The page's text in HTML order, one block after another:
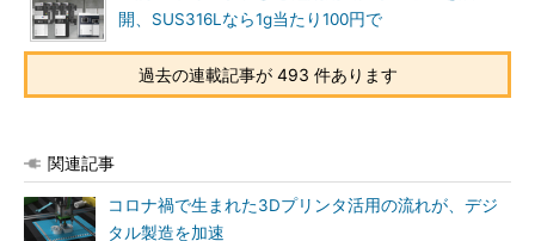
開、SUS316Lなら1g当たり100円で
過去の連載記事が 493 件あります
関連記事
コロナ禍で生まれた3Dプリンタ活用の流れが、デジ
タル製造を加速